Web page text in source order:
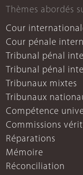
Thèmes abordés
Cour
Cour pénale
Tribunal pénal
Tribunal pénal
Tribunaux mixtes
Tribunaux
Compétence
Commissions
Réparations
Mémoire
Réconciliation